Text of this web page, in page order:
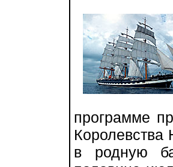
программе
в родную